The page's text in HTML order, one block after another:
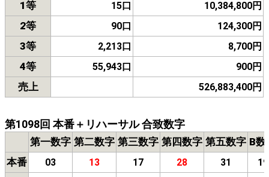
1等 15口 10,384,800円
2等 90口 124,300円
3等 2,213口 8,700円
4等 55,943口 900円
売上 526,883,400円
第1098回 本番＋リハーサル 合致数字
第一数字 第二数字 第三数字 第四数字 第五数字 B数
本番
03 13 17 28 31 19